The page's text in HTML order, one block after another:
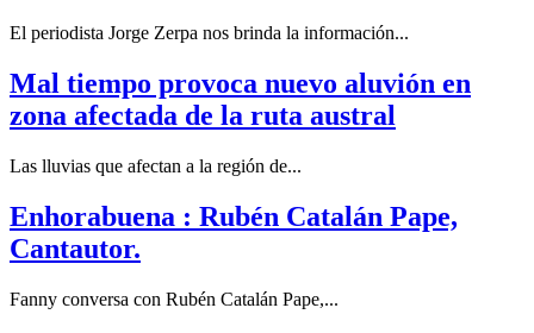
El periodista Jorge Zerpa nos brinda la información...
Mal tiempo provoca nuevo aluvión en
zona afectada de la ruta austral
Las lluvias que afectan a la región de...
Enhorabuena : Rubén Catalán Pape,
Cantautor.
Fanny conversa con Rubén Catalán Pape,...